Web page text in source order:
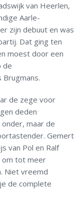
van Heerlen,
Aarle-
zijn debuut en was
Dat ging ten
moest door een
de
de zege voor
deden
maar de
Gemert
van Pol en Ralf
om tot meer
Niet vreemd
de complete